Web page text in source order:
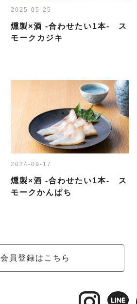
2025-05-25
燻製×酒 -合わせたい1本- ス
モークカジキ
2024-09-17
燻製×酒 -合わせたい1本- ス
モークかんぱち
会員登録はこちら